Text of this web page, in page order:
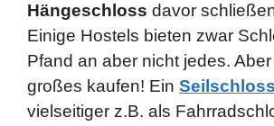
Hängeschloss davor
Einige Hostels bieten zwar
Pfand an aber nicht jedes.
großes kaufen! Ein Seilschloss
vielseitiger z.B. als